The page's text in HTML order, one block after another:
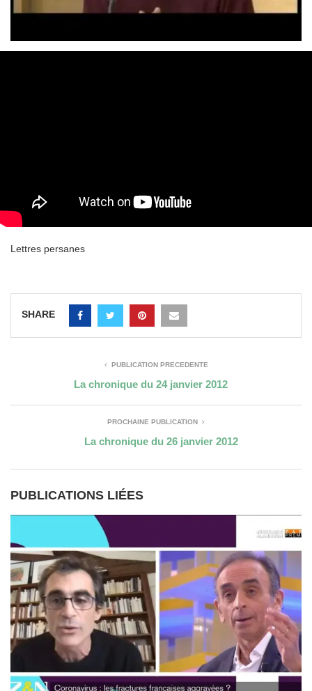
Lettres persanes
SHARE
PUBLICATION PRÉCÉDENTE
La chronique du 24 janvier 2012
PROCHAINE PUBLICATION
La chronique du 26 janvier 2012
PUBLICATIONS LIÉES